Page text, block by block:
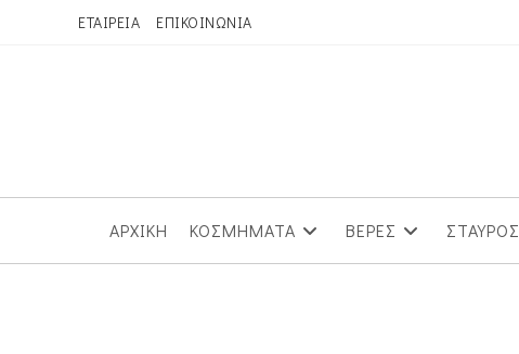
ΕΤΑΙΡΕΙΑ ΕΠΙΚΟΙΝΩΝΙΑ
ΑΡΧΙΚΗ ΚΟΣΜΗΜΑΤΑ ΒΕΡΕΣ ΣΤΑΥΡΟΣ